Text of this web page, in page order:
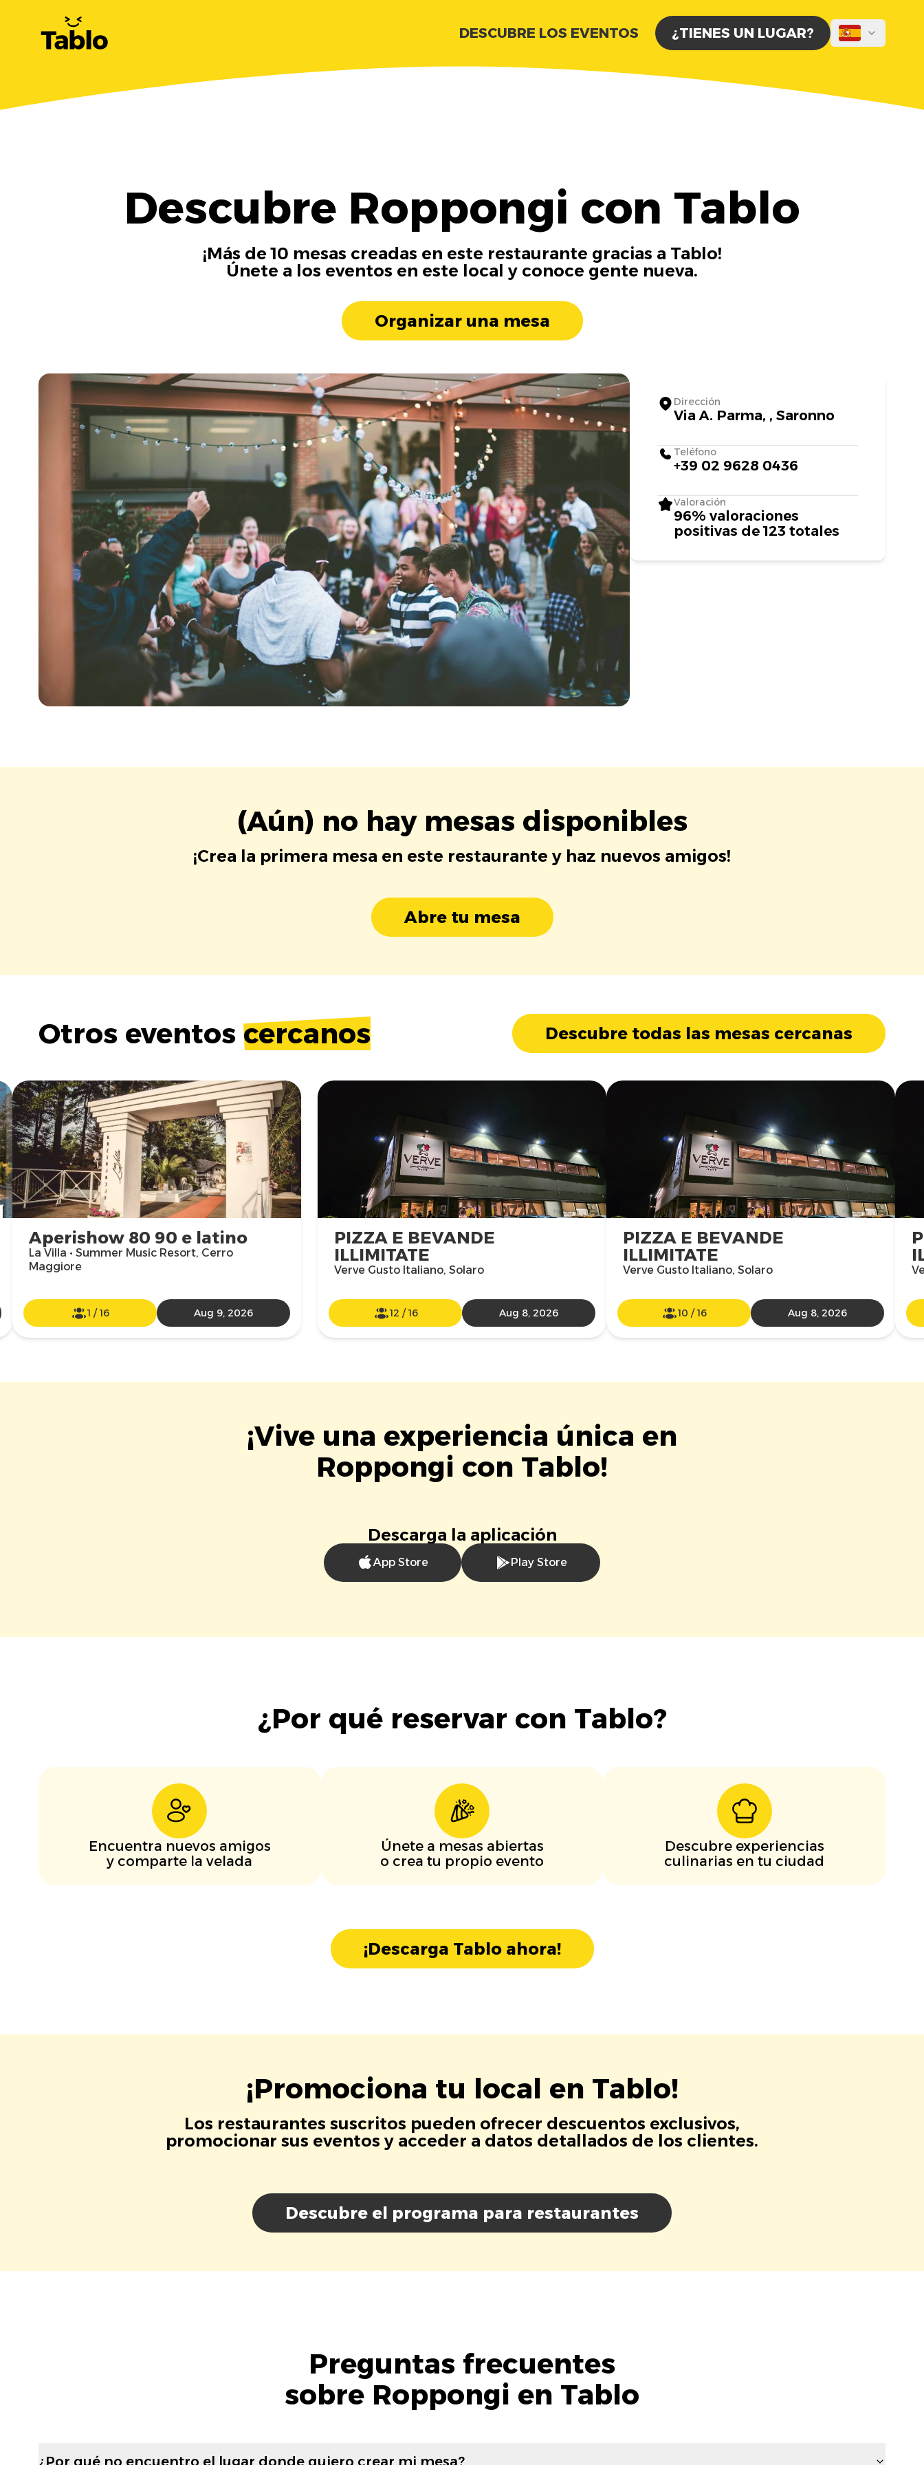
DESCUBRE LOS EVENTOS ¿TIENES UN LUGAR?
Descubre Roppongi con Tablo
¡Más de 10 mesas creadas en este restaurante gracias a Tablo!
Únete a los eventos en este local y conoce gente nueva.
Organizar una mesa
Dirección
Via A. Parma, , Saronno
Teléfono
+39 02 9628 0436
Valoración
96% valoraciones
positivas de 123 totales
(Aún) no hay mesas disponibles
¡Crea la primera mesa en este restaurante y haz nuevos amigos!
Abre tu mesa
Otros eventos cercanos Descubre todas las mesas cercanas
PIZZA E BEVANDE
ILLIMITATE
Verve Gusto Italiano, Solaro
12 /16 Aug 8, 2026
PIZZA E BEVANDE
ILLIMITATE
Verve Gusto Italiano, Solaro
10 /16 Aug 8, 2026
Aperishow 80 90 e latino
La Villa • Summer Music Resort, Cerro
Maggiore
1 /16 Aug 9, 2026
¡Vive una experiencia única en
Roppongi con Tablo!
Descarga la aplicación
App Store Play Store
¿Por qué reservar con Tablo?
Encuentra nuevos amigos
y comparte la velada
Únete a mesas abiertas
o crea tu propio evento
Descubre experiencias
culinarias en tu ciudad
¡Descarga Tablo ahora!
¡Promociona tu local en Tablo!
Los restaurantes suscritos pueden ofrecer descuentos exclusivos,
promocionar sus eventos y acceder a datos detallados de los clientes.
Descubre el programa para restaurantes
Preguntas frecuentes
sobre Roppongi en Tablo
¿Por qué no encuentro el lugar donde quiero crear mi mesa?